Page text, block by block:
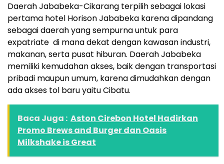
Daerah Jababeka-Cikarang terpilih sebagai lokasi
pertama hotel Horison Jababeka karena dipandang
sebagai daerah yang sempurna untuk para
expatriate di mana dekat dengan kawasan industri,
makanan, serta pusat hiburan. Daerah Jababeka
memiliki kemudahan akses, baik dengan transportasi
pribadi maupun umum, karena dimudahkan dengan
ada akses tol baru yaitu Cibatu.
Baca Juga : Aston Cirebon Hotel Hadirkan
Promo Brews and Burger dan Oasis
Milkshake is Great